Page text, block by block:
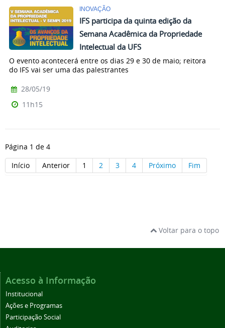
INOVAÇÃO
IFS participa da quinta edição da
Semana Acadêmica da Propriedade
Intelectual da UFS
O evento acontecerá entre os dias 29 e 30 de maio; reitora
do IFS vai ser uma das palestrantes
28/05/19
11h15
Página 1 de 4
Início
Anterior 1 2 3 4 Próximo Fim
Voltar para o topo
Acesso à Informação
Institucional
Ações e Programas
Participação Social